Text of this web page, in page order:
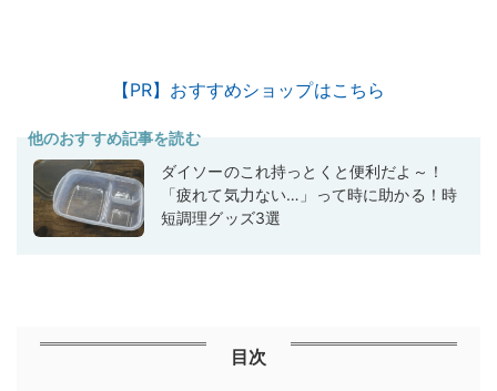
【PR】おすすめショップはこちら
他のおすすめ記事を読む
ダイソーのこれ持っとくと便利だよ～！
「疲れて気力ない…」って時に助かる！時
短調理グッズ3選
目次